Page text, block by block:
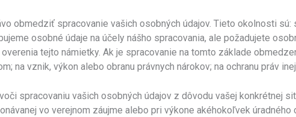
obmedziť spracovanie vašich osobných údajov. Tieto okolnosti
osobné údaje na účely nášho spracovania, ale požadujete
tejto námietky. Ak je spracovanie na tomto základe
na vznik, výkon alebo obranu právnych nárokov; na ochranu práv
spracovaniu vašich osobných údajov z dôvodu vašej konkrétnej
vo verejnom záujme alebo pri výkone akéhokoľvek